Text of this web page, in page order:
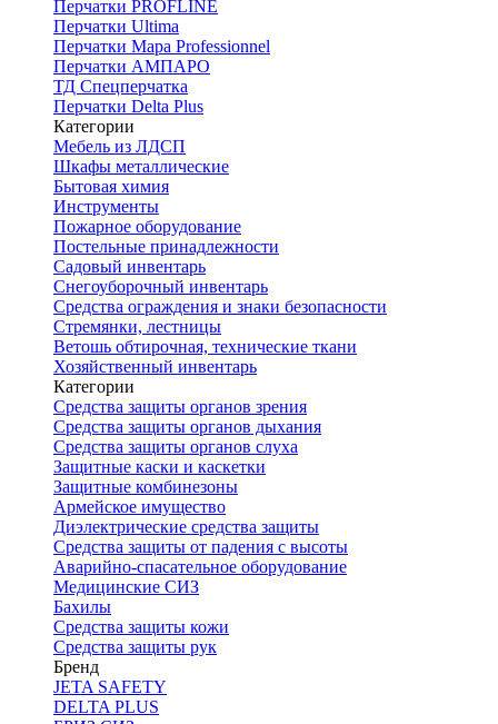
Перчатки PROFLINE
Перчатки Ultima
Перчатки Мара Professionnel
Перчатки АМПАРО
ТД Спецперчатка
Перчатки Delta Plus
Категории
Мебель из ЛДСП
Шкафы металлические
Бытовая химия
Инструменты
Пожарное оборудование
Постельные принадлежности
Садовый инвентарь
Снегоуборочный инвентарь
Средства ограждения и знаки безопасности
Стремянки, лестницы
Ветошь обтирочная, технические ткани
Хозяйственный инвентарь
Категории
Средства защиты органов зрения
Средства защиты органов дыхания
Средства защиты органов слуха
Защитные каски и каскетки
Защитные комбинезоны
Армейское имущество
Диэлектрические средства защиты
Средства защиты от падения с высоты
Аварийно-спасательное оборудование
Медицинские СИЗ
Бахилы
Средства защиты кожи
Средства защиты рук
Бренд
JETA SAFETY
DELTA PLUS